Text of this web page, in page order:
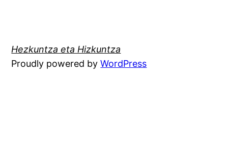
Hezkuntza eta Hizkuntza
Proudly powered byWordPress